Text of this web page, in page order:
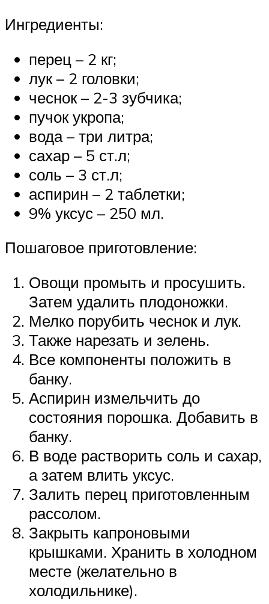
Ингредиенты:
перец – 2 кг;
лук – 2 головки;
чеснок – 2-3 зубчика;
пучок укропа;
вода – три литра;
сахар – 5 ст.л;
соль – 3 ст.л;
аспирин – 2 таблетки;
9% уксус – 250 мл.
Пошаговое приготовление:
Овощи промыть и просушить.
Затем удалить плодоножки.
Мелко порубить чеснок и лук.
Также нарезать и зелень.
Все компоненты положить в
банку.
Аспирин измельчить до
состояния порошка. Добавить в
банку.
В воде растворить соль и сахар,
а затем влить уксус.
Залить перец приготовленным
рассолом.
Закрыть капроновыми
крышками. Хранить в холодном
месте (желательно в
холодильнике).